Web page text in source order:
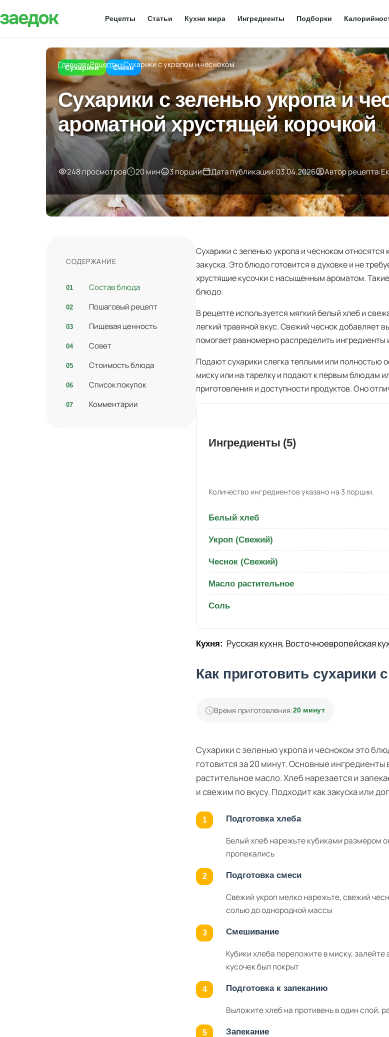
Рецепты Статьи Кухни мира Ингредиенты Подборки
Главная»Рецепты»Сухарики с укропом и чесноком
Сухарики Снеки
Сухарики с зеленью укропа и
ароматной хрустящей корочкой
248 просмотров 20 мин 3 порции Дата публикации:03.04.2026 Автор рецепта:
СОДЕРЖАНИЕ
Состав блюда
Пошаговый рецепт
Пищевая ценность
Совет
Стоимость блюда
Список покупок
Комментарии
Сухарики с зеленью укропа и чесноком
закуска. Это блюдо готовится в духовке и не
хрустящие кусочки с насыщенным ароматом.
блюдо.
В рецепте используется мягкий белый хлеб и
легкий травяной вкус. Свежий чеснок добавляет
помогает равномерно распределить ингредиенты
Подают сухарики слегка теплыми или
миску или на тарелку и подают к первым блюдам
приготовления и доступности продуктов. Оно
Ингредиенты (5)
Количество ингредиентов указано на 3 порции.
Белый хлеб
Укроп (Свежий)
Чеснок (Свежий)
Масло растительное
Соль
Кухня: Русская кухня, Восточноевропейская
Как приготовить сухарики
Время приготовления:20 минут
Сухарики с зеленью укропа и чесноком это
готовится за 20 минут. Основные
растительное масло. Хлеб нарезается и
и свежим по вкусу. Подходит как закуска или
Подготовка хлеба
Белый хлеб нарежьте кубиками размером
пропекались
Подготовка смеси
Свежий укроп мелко нарежьте, свежий
солью до однородной массы
Смешивание
Кубики хлеба переложите в миску,
кусочек был покрыт
Подготовка к запеканию
Выложите хлеб на противень в один слой,
Запекание